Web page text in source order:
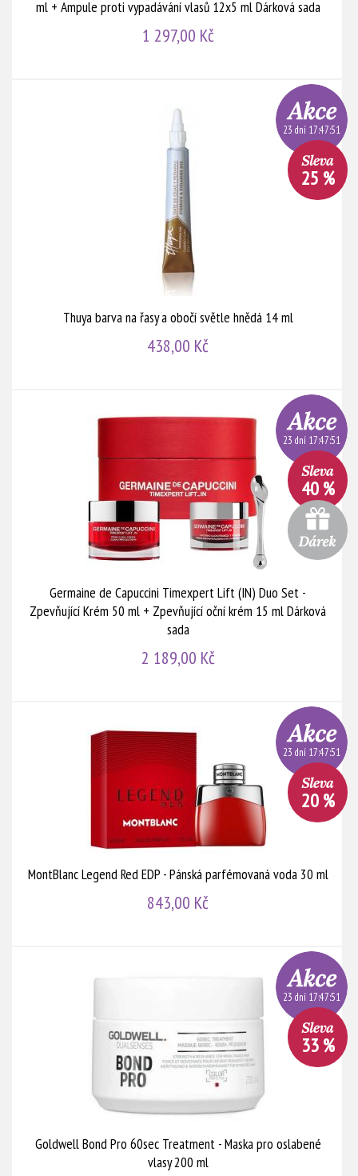
ml + Ampule proti vypadávání vlasů 12x5 ml Dárková sada
1 297,00 Kč
Thuya barva na řasy a obočí světle hnědá 14 ml
438,00 Kč
23 dní 17:47:51
25 %
Germaine de Capuccini Timexpert Lift (IN) Duo Set -
Zpevňující Krém 50 ml + Zpevňující oční krém 15 ml Dárková
sada
2 189,00 Kč
23 dní 17:47:51
40 %
MontBlanc Legend Red EDP - Pánská parfémovaná voda 30 ml
843,00 Kč
23 dní 17:47:51
20 %
Goldwell Bond Pro 60sec Treatment - Maska pro oslabené
vlasy 200 ml
23 dní 17:47:51
33 %